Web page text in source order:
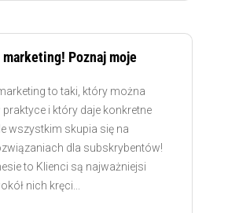
Poznaj moje
to taki, który można
i który daje konkretne
wszystkim skupia się na
dla subskrybentów!
to Klienci są najważniejsi
nich kręci...